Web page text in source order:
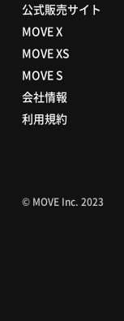
公式販売サイト
MOVE X
MOVE XS
MOVE S
会社情報
利用規約
© MOVE Inc. 2023